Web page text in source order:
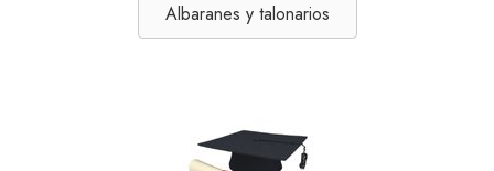
Albaranes y talonarios